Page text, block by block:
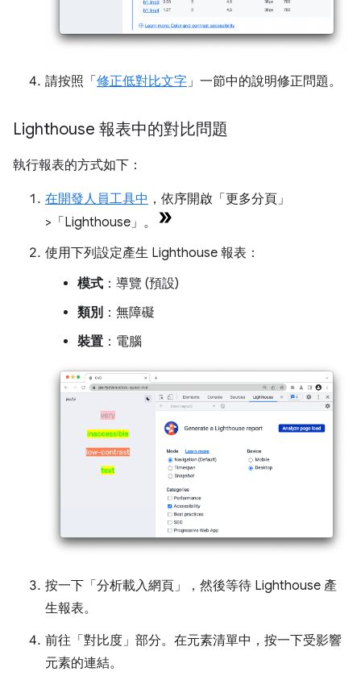
請按照「 修正低對比文字」一節中的說明修正問題。
Lighthouse 報表中的對比問題
執行報表的方式如下：
在開發人員工具中 ，依序開啟「更多分頁」
>「Lighthouse」 。
使用下列設定產生 Lighthouse 報表：
模式 ：導覽 (預設)
類別 ：無障礙
裝置 ：電腦
按一下「分析載入網頁」
，然後等待 Lighthouse 產
生報表。
前往「對比度」 部分。在元素清單中，按一下受影響
元素的連結。